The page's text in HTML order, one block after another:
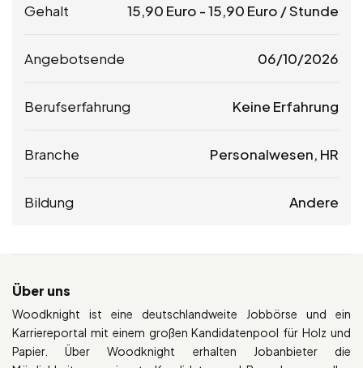
Gehalt 15,90 Euro -15,90 Euro / Stunde
Angebotsende 06/10/2026
Berufserfahrung Keine Erfahrung
Branche Personalwesen, HR
Bildung Andere
Über uns
Woodknight ist eine deutschlandweite Jobbörse und ein
Karriereportal mit einem großen Kandidatenpool für Holz und
Papier. Über Woodknight erhalten Jobanbieter die